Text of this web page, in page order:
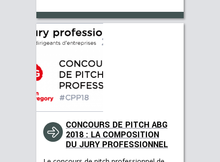
CONCOURS DE PITCH ABG
2018 : LA COMPOSITION
DU JURY PROFESSIONNEL